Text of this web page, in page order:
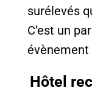
surélevés
C’est un
Hôtel